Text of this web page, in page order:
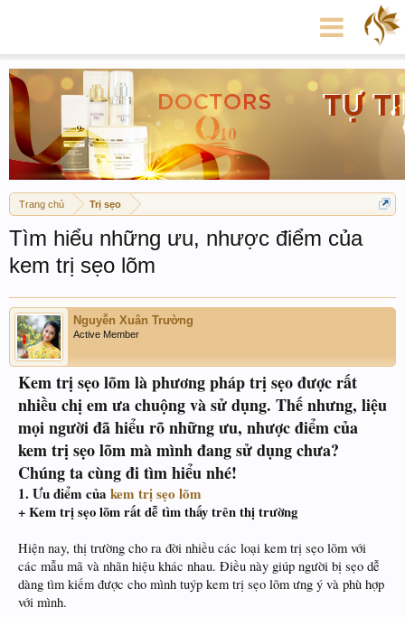
Trang chủ Trị sẹo
Tìm hiểu những ưu, nhược điểm của
kem trị sẹo lõm
Nguyễn Xuân Trường
Active Member
Kem trị sẹo lõm là phương pháp trị sẹo được rất
nhiều chị em ưa chuộng và sử dụng. Thế nhưng, liệu
mọi người đã hiểu rõ những ưu, nhược điểm của
kem trị sẹo lõm mà mình đang sử dụng chưa?
Chúng ta cùng đi tìm hiểu nhé!
1. Ưu điểm của kem trị sẹo lõm
+ Kem trị sẹo lõm rất dễ tìm thấy trên thị trường
Hiện nay, thị trường cho ra đời nhiều các loại kem trị sẹo lõm với
các mẫu mã và nhãn hiệu khác nhau. Điều này giúp người bị sẹo dễ
dàng tìm kiếm được cho mình tuýp kem trị sẹo lõm ưng ý và phù hợp
với mình.